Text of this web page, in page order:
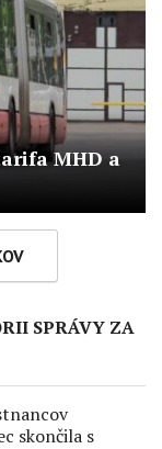
MHD a
SPRÁVY ZA
skončila s